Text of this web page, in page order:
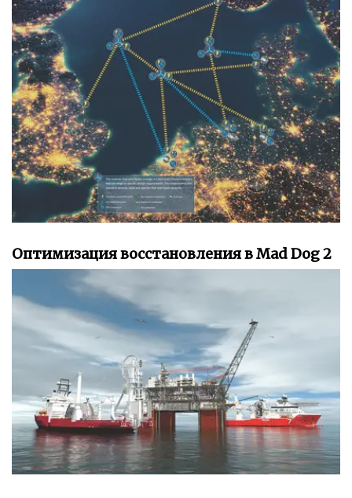
Оптимизация восстановления в Mad Dog 2